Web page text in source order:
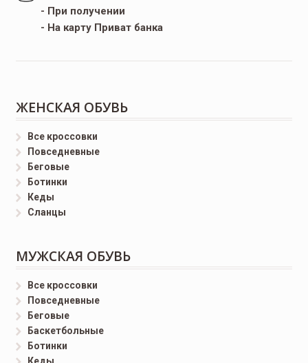
- При получении
- На карту Приват банка
ЖЕНСКАЯ ОБУВЬ
Все кроссовки
Повседневные
Беговые
Ботинки
Кеды
Сланцы
МУЖСКАЯ ОБУВЬ
Все кроссовки
Повседневные
Беговые
Баскетбольные
Ботинки